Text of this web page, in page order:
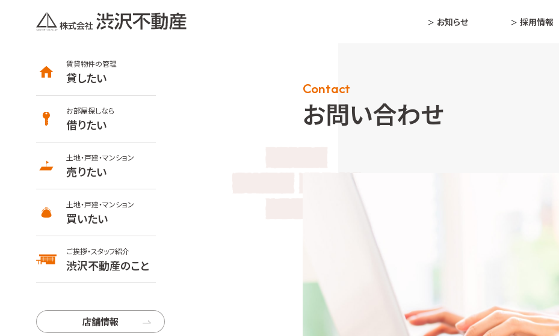
お知らせ 採用情報
賃貸物件の管理
貸したい
お部屋探しなら
借りたい
土地・戸建・マンション
売りたい
土地・戸建・マンション
買いたい
ご挨拶・スタッフ紹介
渋沢不動産のこと
店舗情報
Contact
お問い合わせ